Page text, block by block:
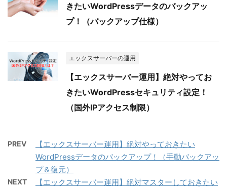
きたいWordPressデータのバックアッ
プ！（バックアップ仕様）
エックスサーバーの運用
【エックスサーバー運用】絶対やってお
きたいWordPressセキュリティ設定！
（国外IPアクセス制限）
PREV
【エックスサーバー運用】絶対やっておきたい
WordPressデータのバックアップ！（手動バックアッ
プ＆復元）
NEXT
【エックスサーバー運用】絶対マスターしておきたい